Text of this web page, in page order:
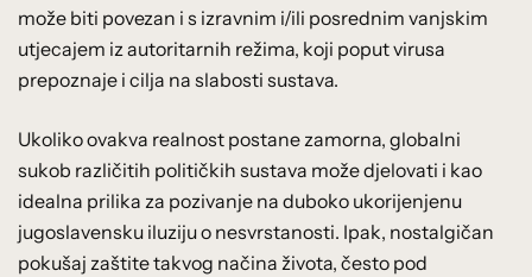
može biti povezan i s izravnim i/ili posrednim vanjskim
utjecajem iz autoritarnih režima, koji poput virusa
prepoznaje i cilja na slabosti sustava.
Ukoliko ovakva realnost postane zamorna, globalni
sukob različitih političkih sustava može djelovati i kao
idealna prilika za pozivanje na duboko ukorijenjenu
jugoslavensku iluziju o nesvrstanosti. Ipak, nostalgičan
pokušaj zaštite takvog načina života, često pod